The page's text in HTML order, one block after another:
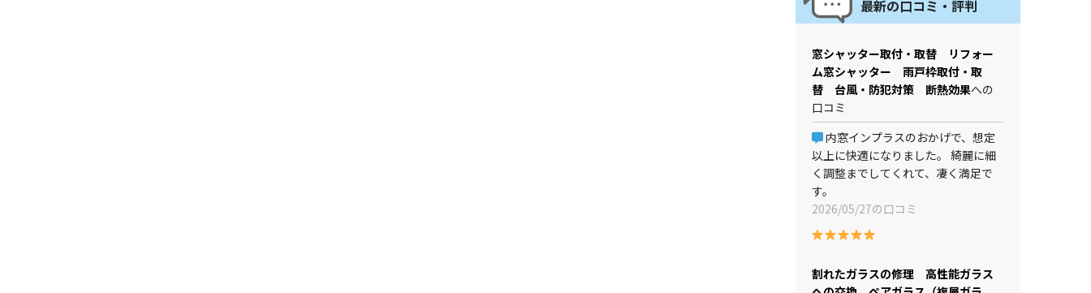
最新の口コミ・評判
窓シャッター取付・取替 リフォー
ム窓シャッター 雨戸枠取付・取
替 台風・防犯対策 断熱効果への
口コミ
内窓インプラスのおかげで、想定
以上に快適になりました。 綺麗に細
く調整までしてくれて、凄く満足で
す。
2026/05/27の口コミ
割れたガラスの修理 高性能ガラス